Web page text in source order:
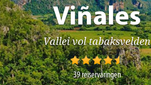
Viñales
Vallei vol tabaksvelden
39reiservaringen